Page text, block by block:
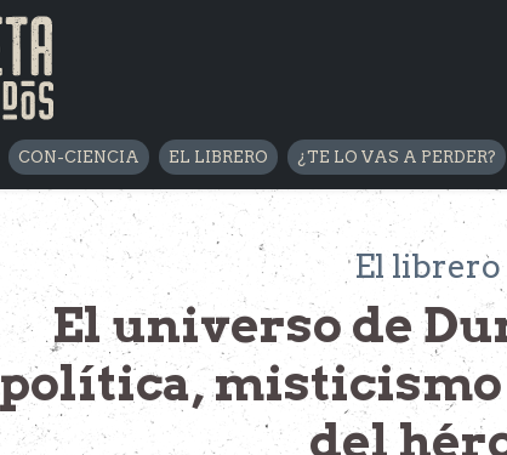
CON-CIENCIA EL LIBRERO ¿TE LO VAS A PERDER?
El librero
El universo de
política,
del